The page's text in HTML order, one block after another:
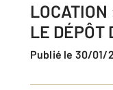
LOCATION
LE DÉPÔT
Publié le 30/01/